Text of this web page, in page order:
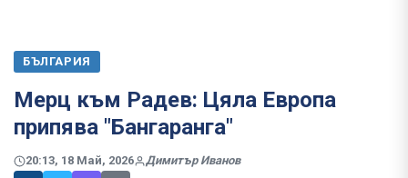
БЪЛГАРИЯ
Мерц към Радев: Цяла Европа
припява "Бангаранга"
20:13, 18 Май, 2026 Димитър Иванов